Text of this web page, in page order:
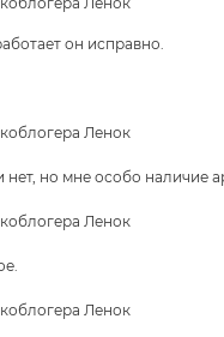
он исправно.
но мне особо наличие